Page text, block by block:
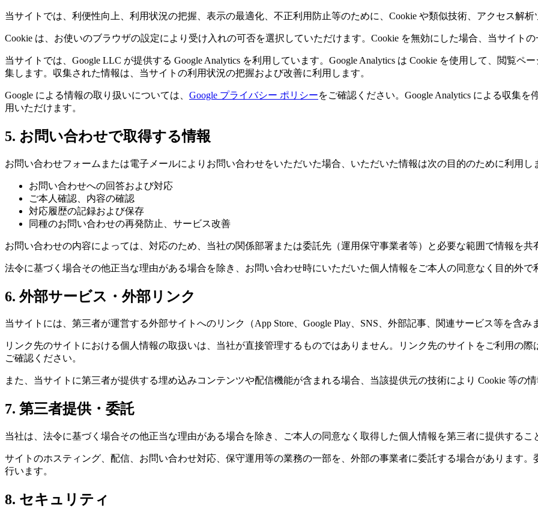
当サイトでは、利便性向上、利用状況の把握、表示の最適化、不正利用防止等のために、Cookie や類似技術、アクセス解
Cookie は、お使いのブラウザの設定により受け入れの可否を選択していただけます。Cookie を無効にした場合、当サイト
当サイトでは、Google LLC が提供する Google Analytics を利用しています。Google Analytics は Cookie を使用して、閲覧
集します。収集された情報は、当サイトの利用状況の把握および改善に利用します。
Google による情報の取り扱いについては、 Google プライバシー ポリシーをご確認ください。Google Analytics による収集を
用いただけます。
5. お問い合わせで取得する情報
お問い合わせフォームまたは電子メールによりお問い合わせをいただいた場合、いただいた情報は次の目的のために利用し
お問い合わせへの回答および対応
ご本人確認、内容の確認
対応履歴の記録および保存
同種のお問い合わせの再発防止、サービス改善
お問い合わせの内容によっては、対応のため、当社の関係部署または委託先（運用保守事業者等）と必要な範囲で情報を共
法令に基づく場合その他正当な理由がある場合を除き、お問い合わせ時にいただいた個人情報をご本人の同意なく目的外で
6. 外部サービス・外部リンク
当サイトには、第三者が運営する外部サイトへのリンク（App Store、Google Play、SNS、外部記事、関連サービス等を含み
リンク先のサイトにおける個人情報の取扱いは、当社が直接管理するものではありません。リンク先のサイトをご利用の
ご確認ください。
また、当サイトに第三者が提供する埋め込みコンテンツや配信機能が含まれる場合、当該提供元の技術により Cookie 等の
7. 第三者提供・委託
当社は、法令に基づく場合その他正当な理由がある場合を除き、ご本人の同意なく取得した個人情報を第三者に提供するこ
サイトのホスティング、配信、お問い合わせ対応、保守運用等の業務の一部を、外部の事業者に委託する場合があります
行います。
8. セキュリティ